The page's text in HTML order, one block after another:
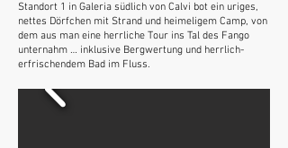
Standort 1 in Galeria südlich von Calvi bot ein uriges,
nettes Dörfchen mit Strand und heimeligem Camp, von
dem aus man eine herrliche Tour ins Tal des Fango
unternahm … inklusive Bergwertung und herrlich-
erfrischendem Bad im Fluss.